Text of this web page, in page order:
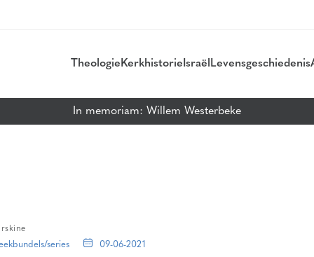
Theologie Kerkhistorie Israël Levensgeschiedenis
In memoriam: Willem Westerbeke
series 09-06-2021